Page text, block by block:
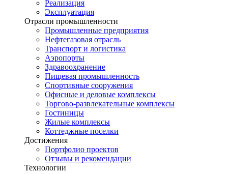
Реализация
Эксплуатация
Отрасли промышленности
Промышленные предприятия
Нефтегазовая отрасль
Транспорт и логистика
Аэропорты
Здравоохранение
Пищевая промышленность
Спортивные сооружения
Офисные и деловые комплексы
Торгово-развлекательные комплексы
Гостиницы
Жилые комплексы
Коттеджные поселки
Достижения
Портфолио проектов
Отзывы и рекомендации
Технологии